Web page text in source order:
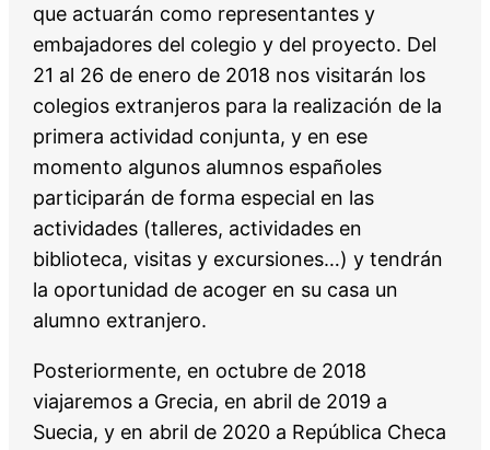
que actuarán como representantes y
embajadores del colegio y del proyecto. Del
21 al 26 de enero de 2018 nos visitarán los
colegios extranjeros para la realización de la
primera actividad conjunta, y en ese
momento algunos alumnos españoles
participarán de forma especial en las
actividades (talleres, actividades en
biblioteca, visitas y excursiones…) y tendrán
la oportunidad de acoger en su casa un
alumno extranjero.
Posteriormente, en octubre de 2018
viajaremos a Grecia, en abril de 2019 a
Suecia, y en abril de 2020 a República Checa